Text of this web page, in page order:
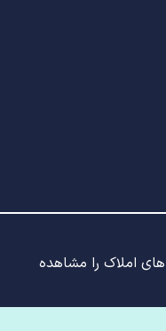
های املاک را مشاهده